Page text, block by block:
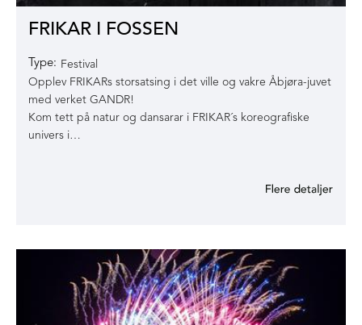
FRIKAR I FOSSEN
Type: Festival
Opplev FRIKARs storsatsing i det ville og vakre Åbjøra-juvet
med verket GANDR!
Kom tett på natur og dansarar i FRIKAR´s koreografiske
univers i…